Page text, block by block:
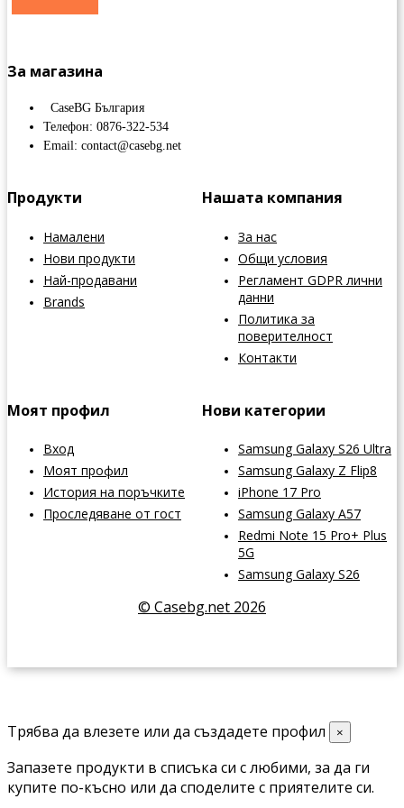
За магазина
CaseBG България
Телефон: 0876-322-534
Email: contact@casebg.net
Продукти
Намалени
Нови продукти
Най-продавани
Brands
Нашата компания
За нас
Общи условия
Регламент GDPR лични
данни
Политика за
поверителност
Контакти
Моят профил
Вход
Моят профил
История на поръчките
Проследяване от гост
Нови категории
Samsung Galaxy S26 Ultra
Samsung Galaxy Z Flip8
iPhone 17 Pro
Samsung Galaxy A57
Redmi Note 15 Pro+ Plus
5G
Samsung Galaxy S26
© Casebg.net 2026
Трябва да влезете или да създадете профил ×
Запазете продукти в списъка си с любими, за да ги
купите по-късно или да споделите с приятелите си.